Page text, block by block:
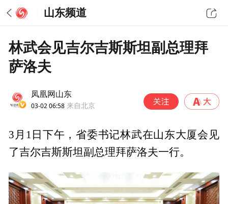
山东频道
林武会见吉尔吉斯斯坦副总理拜
萨洛夫
凤凰网山东
03-02 06:58 来自北京
3月1日下午，省委书记林武在山东大厦会见
了吉尔吉斯斯坦副总理拜萨洛夫一行。